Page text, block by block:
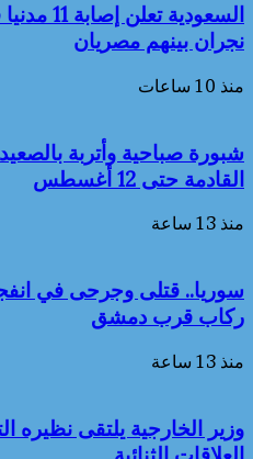
نجران بينهم مصريان
منذ 10 ساعات
شبورة صباحية وأتربة
القادمة حتى 12 أغسطس
منذ 13 ساعة
سوريا.. قتلى وجرحى في
ركاب قرب دمشق
منذ 13 ساعة
وزير الخارجية يلتقى نظيره